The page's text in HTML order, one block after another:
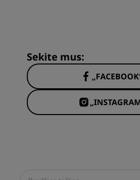
Sekite mus: